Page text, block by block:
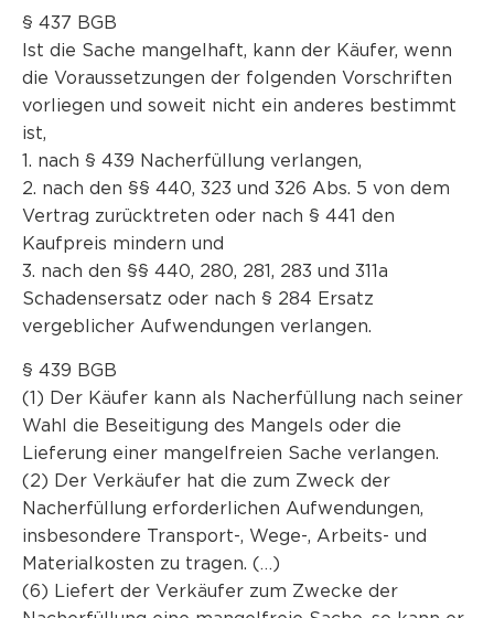
§ 437 BGB
Ist die Sache mangelhaft, kann der Käufer, wenn
die Voraussetzungen der folgenden Vorschriften
vorliegen und soweit nicht ein anderes bestimmt
ist,
1. nach § 439 Nacherfüllung verlangen,
2. nach den §§ 440, 323 und 326 Abs. 5 von dem
Vertrag zurücktreten oder nach § 441 den
Kaufpreis mindern und
3. nach den §§ 440, 280, 281, 283 und 311a
Schadensersatz oder nach § 284 Ersatz
vergeblicher Aufwendungen verlangen.
§ 439 BGB
(1) Der Käufer kann als Nacherfüllung nach seiner
Wahl die Beseitigung des Mangels oder die
Lieferung einer mangelfreien Sache verlangen.
(2) Der Verkäufer hat die zum Zweck der
Nacherfüllung erforderlichen Aufwendungen,
insbesondere Transport-, Wege-, Arbeits- und
Materialkosten zu tragen. (…)
(6) Liefert der Verkäufer zum Zwecke der